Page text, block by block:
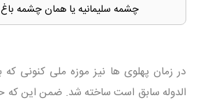
چشمه سلیمانیه یا همان چشمه
در زمان پهلوی ها نیز موزه ملی کنونی که
الدوله سابق است ساخته شد. ضمن این که